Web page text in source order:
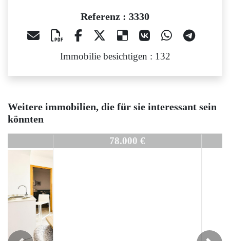
Referenz : 3330
Immobilie besichtigen : 132
Weitere immobilien, die für sie interessant sein
könnten
78.000 €